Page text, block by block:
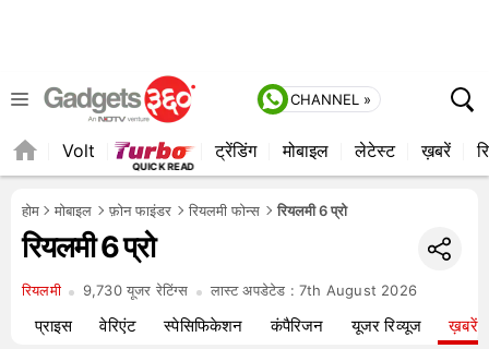
CHANNEL »
Volt
QUICK READ
ट्रेंडिंग मोबाइल लेटेस्ट ख़बरें
होम मोबाइल फ़ोन फाइंडर रियलमी फोन्स रियलमी 6 प्रो
रियलमी 6 प्रो
रियलमी 9,730 यूजर रेटिंग्स लास्ट अपडेटेड : 7th August 2026
प्राइस वेरिएंट स्पेसिफिकेशन कंपैरिजन यूजर रिव्यूज ख़बरें